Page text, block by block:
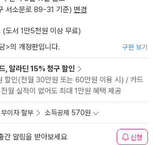
서소문로 89-31 기준) 변경
(도서 1만5천원 이상 무료)
>의 개정판입니다. 구판 보기
, 알라딘 15% 청구 할인
할인(전월 30만원 또는 60만원 이용 시) / 카드
월 실적이 없어도 최대 1만원 혜택 제공
무이자 할부 소득공제 570원
간 알림을 받아보세요 신청